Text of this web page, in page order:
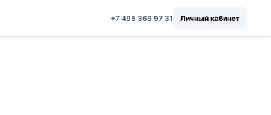
+7 495 369 97 31 Личный кабинет